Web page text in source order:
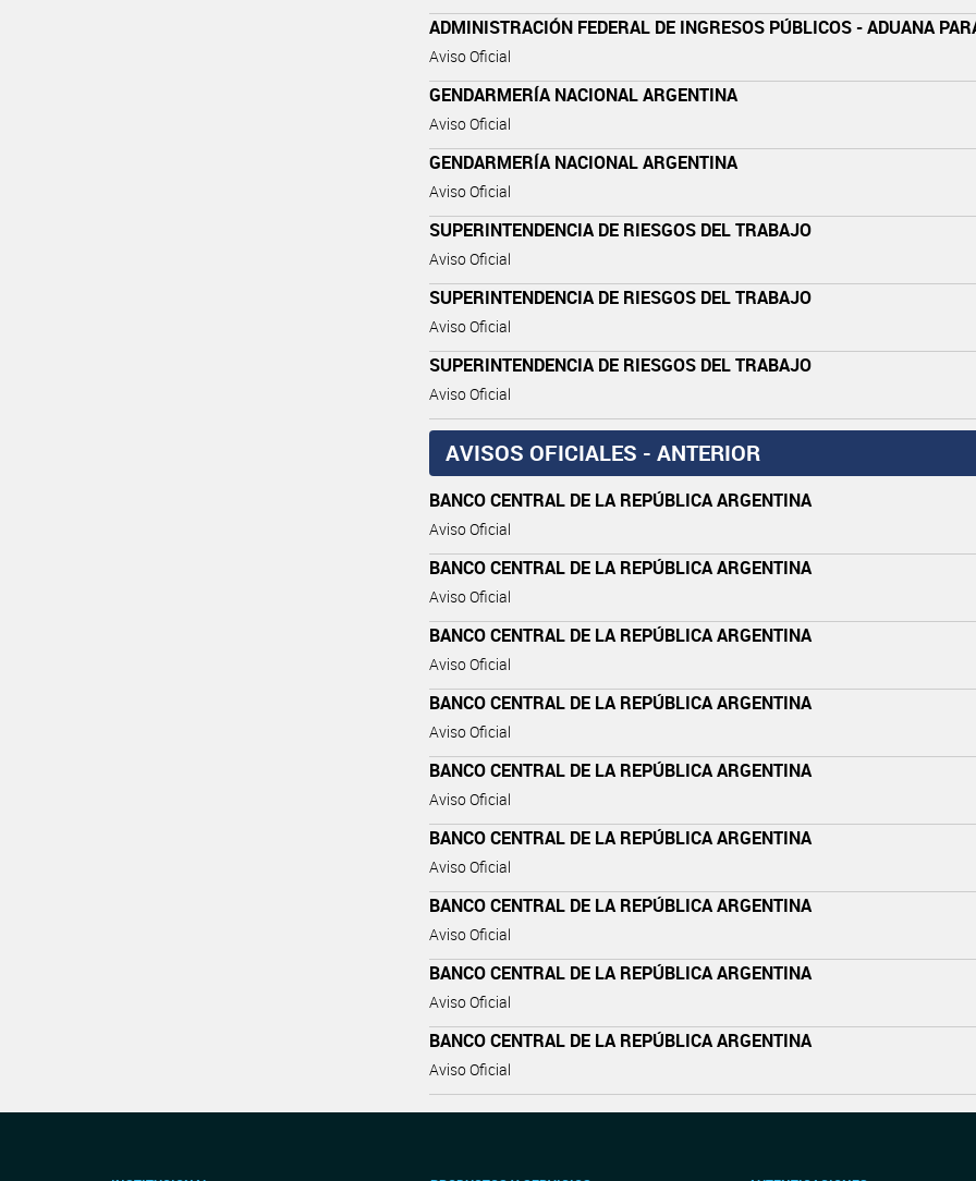
ADMINISTRACIÓN FEDERAL DE INGRESOS PÚBLICOS - ADUANA
Aviso Oficial
GENDARMERÍA NACIONAL ARGENTINA
Aviso Oficial
GENDARMERÍA NACIONAL ARGENTINA
Aviso Oficial
SUPERINTENDENCIA DE RIESGOS DEL TRABAJO
Aviso Oficial
SUPERINTENDENCIA DE RIESGOS DEL TRABAJO
Aviso Oficial
SUPERINTENDENCIA DE RIESGOS DEL TRABAJO
Aviso Oficial
AVISOS OFICIALES - ANTERIOR
BANCO CENTRAL DE LA REPÚBLICA ARGENTINA
Aviso Oficial
BANCO CENTRAL DE LA REPÚBLICA ARGENTINA
Aviso Oficial
BANCO CENTRAL DE LA REPÚBLICA ARGENTINA
Aviso Oficial
BANCO CENTRAL DE LA REPÚBLICA ARGENTINA
Aviso Oficial
BANCO CENTRAL DE LA REPÚBLICA ARGENTINA
Aviso Oficial
BANCO CENTRAL DE LA REPÚBLICA ARGENTINA
Aviso Oficial
BANCO CENTRAL DE LA REPÚBLICA ARGENTINA
Aviso Oficial
BANCO CENTRAL DE LA REPÚBLICA ARGENTINA
Aviso Oficial
BANCO CENTRAL DE LA REPÚBLICA ARGENTINA
Aviso Oficial